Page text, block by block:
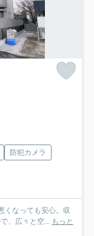
防犯カメラ
くなっても安心。収
、広々と空... もっと